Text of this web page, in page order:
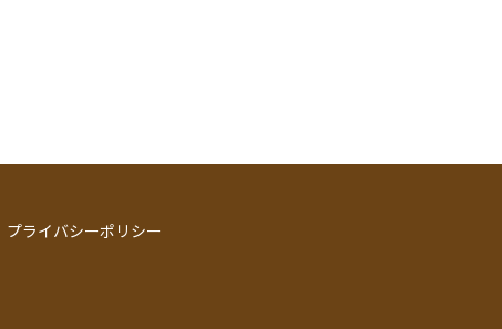
プライバシーポリシー